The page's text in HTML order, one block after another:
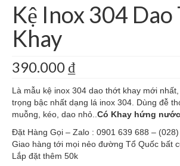
Kệ Inox 304
Khay
390.000 ₫
Là mẫu kệ inox 304 dao thớt khay mới
trọng bậc nhất dạng lá inox 304. Dùng đễ
muỗng, kéo, dao nhỏ.. Có Khay hứng
Đặt Hàng Gọi – Zalo : 0901 639 688 – (028)
Giao hàng tới mọi nẻo đường Tổ Quốc bất
Lắp đặt thêm 50k